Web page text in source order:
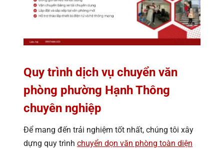
Quy trình dịch vụ chuyển văn
phòng phường Hạnh Thông
chuyên nghiệp
Để mang đến trải nghiệm tốt nhất, chúng tôi xây
dựng quy trình chuyển dọn văn phòng toàn diện